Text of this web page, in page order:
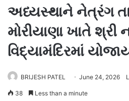
અધ્યસ્થાને નેત્રંગ
મોરીયાણા ખાતે શ્રી
વિદ્યામંદિરમાં
BRIJESH PATEL June 24, 2026
38 Less than a minute